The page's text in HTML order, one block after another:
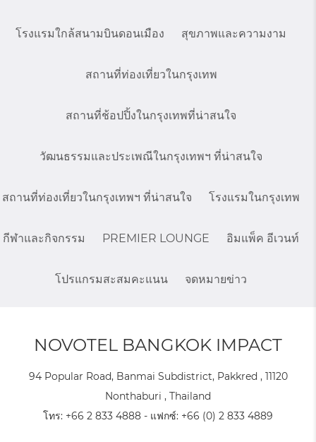
โรงแรมใกล้สนามบินดอนเมือง สุขภาพและความงาม
สถานที่ท่องเที่ยวในกรุงเทพ
สถานที่ช้อปปิ้งในกรุงเทพที่น่าสนใจ
วัฒนธรรมและประเพณีในกรุงเทพฯ ที่น่าสนใจ
สถานที่ท่องเที่ยวในกรุงเทพฯ ที่น่าสนใจ โรงแรมในกรุงเทพ
กีฬาและกิจกรรม PREMIER LOUNGE อิมแพ็ค อีเวนท์
โปรแกรมสะสมคะแนน จดหมายข่าว
NOVOTEL BANGKOK IMPACT
94 Popular Road, Banmai Subdistrict, Pakkred , 11120
Nonthaburi , Thailand
โทร: +66 2 833 4888 - แฟกซ์: +66 (0) 2 833 4889